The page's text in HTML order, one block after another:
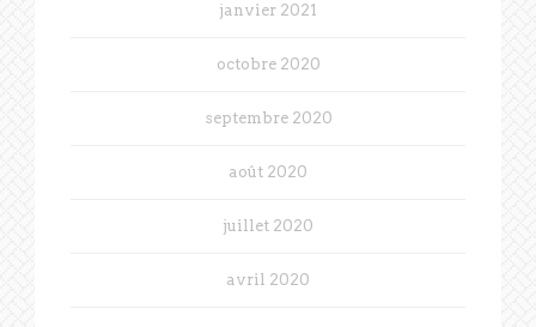
janvier 2021
octobre 2020
septembre 2020
août 2020
juillet 2020
avril 2020